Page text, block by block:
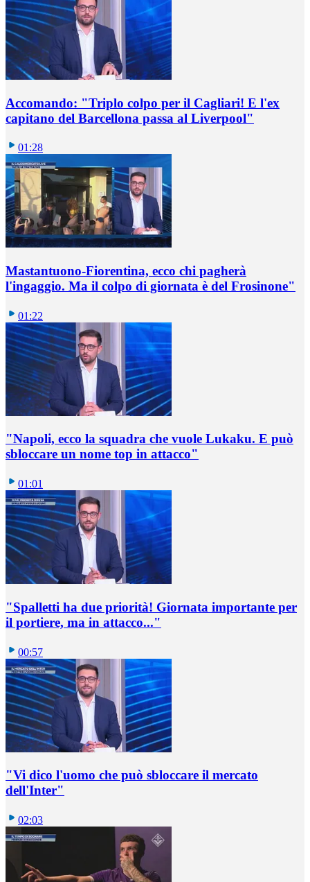
Accomando: "Triplo colpo per il Cagliari! E l'ex
capitano del Barcellona passa al Liverpool"
01:28
Mastantuono-Fiorentina, ecco chi pagherà
l'ingaggio. Ma il colpo di giornata è del Frosinone"
01:22
"Napoli, ecco la squadra che vuole Lukaku. E può
sbloccare un nome top in attacco"
01:01
"Spalletti ha due priorità! Giornata importante per
il portiere, ma in attacco..."
00:57
"Vi dico l'uomo che può sbloccare il mercato
dell'Inter"
02:03